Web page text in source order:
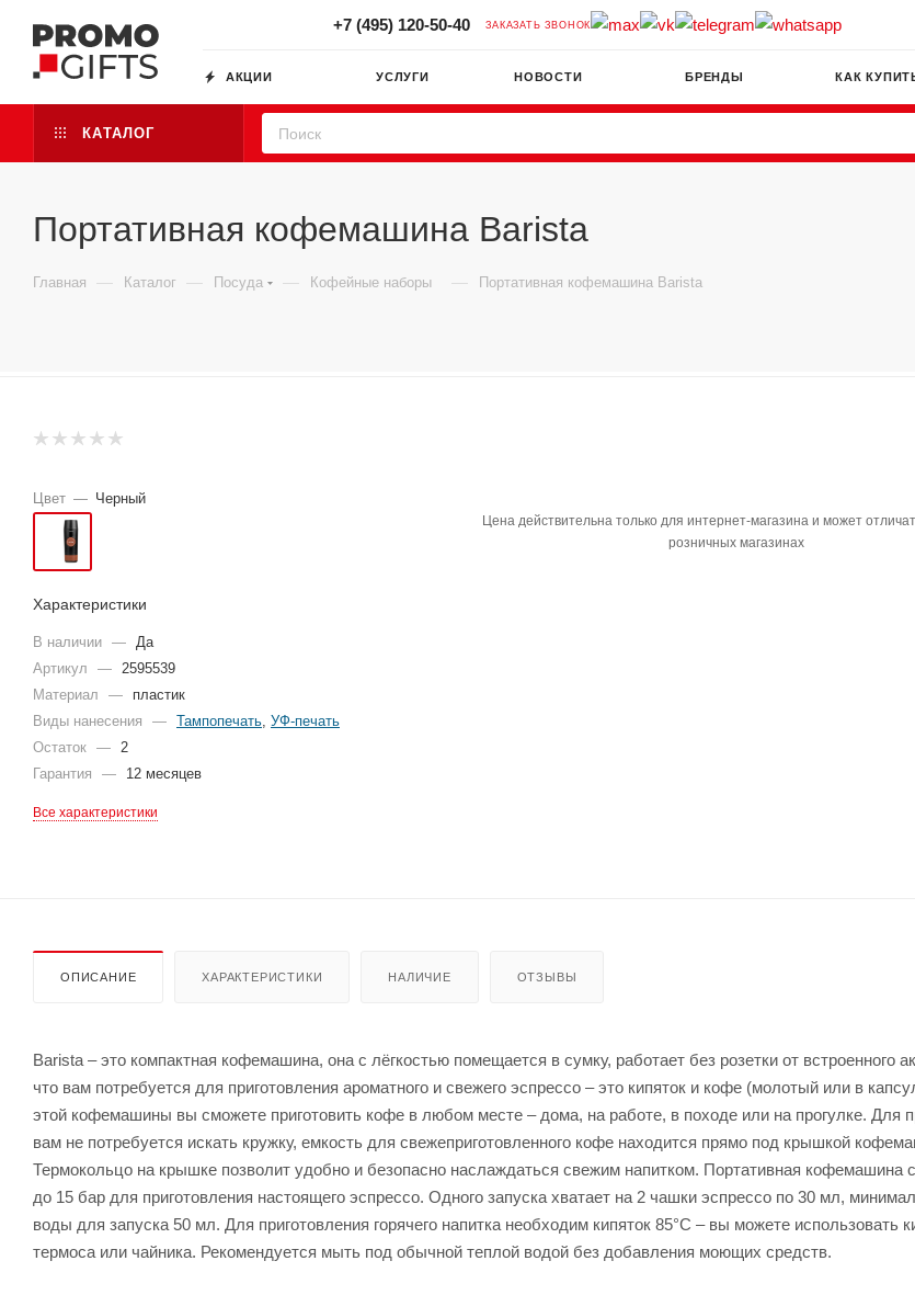
+7 (495) 120-50-40 ЗАКАЗАТЬ ЗВОНОК
АКЦИИ УСЛУГИ НОВОСТИ БРЕНДЫ КАК
КАТАЛОГ
Портативная кофемашина Barista
Главная — Каталог — Посуда — Кофейные наборы — Портативная кофемашина Barista
Цена действительна только для интернет-магазина и может
розничных магазинах
Цвет — Черный
Характеристики
В наличии —
Да
Артикул
—
2595539
Материал
—
пластик
Виды нанесения
— Тампопечать УФ-печать
Остаток —
2
Гарантия
— 12 месяцев
Все характеристики
ОПИСАНИЕ ХАРАКТЕРИСТИКИ НАЛИЧИЕ ОТЗЫВЫ
Barista – это компактная кофемашина, она с лёгкостью помещается в сумку, работает без розетки от встроенного
что вам потребуется для приготовления ароматного и свежего эспрессо – это кипяток и кофе (молотый или в
этой кофемашины вы сможете приготовить кофе в любом месте – дома, на работе, в походе или на прогулке. Для
вам не потребуется искать кружку, емкость для свежеприготовленного кофе находится прямо под крышкой
Термокольцо на крышке позволит удобно и безопасно наслаждаться свежим напитком. Портативная кофемашина
до 15 бар для приготовления настоящего эспрессо. Одного запуска хватает на 2 чашки эспрессо по 30 мл,
воды для запуска 50 мл. Для приготовления горячего напитка необходим кипяток 85°С – вы можете использовать
термоса или чайника. Рекомендуется мыть под обычной теплой водой без добавления моющих средств.